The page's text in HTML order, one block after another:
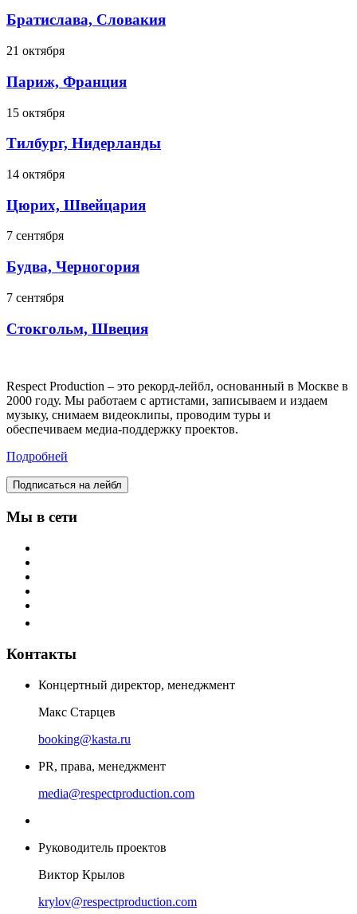
Братислава, Словакия
21 октября
Париж, Франция
15 октября
Тилбург, Нидерланды
14 октября
Цюрих, Швейцария
7 сентября
Будва, Черногория
7 сентября
Стокгольм, Швеция
Respect Production – это рекорд-лейбл, основанный в Москве в
2000 году. Мы работаем с артистами, записываем и издаем
музыку, снимаем видеоклипы, проводим туры и
обеспечиваем медиа-поддержку проектов.
Подробней
Подписаться на лейбл
Мы в сети
Контакты
Концертный директор, менеджмент
Макс Старцев
booking@kasta.ru
PR, права, менеджмент
media@respectproduction.com
Руководитель проектов
Виктор Крылов
krylov@respectproduction.com